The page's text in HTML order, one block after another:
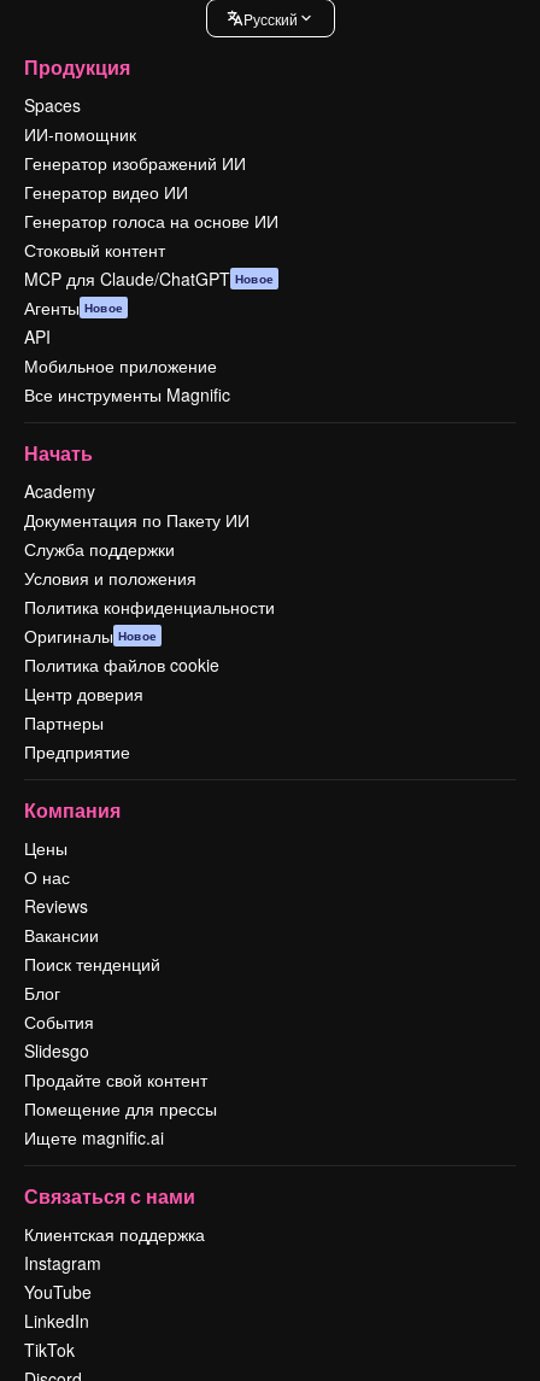
Pусский
Продукция
Spaces
ИИ-помощник
Генератор изображений ИИ
Генератор видео ИИ
Генератор голоса на основе ИИ
Стоковый контент
MCP для Claude/ChatGPT Новое
Агенты Новое
API
Мобильное приложение
Все инструменты Magnific
Начать
Academy
Документация по Пакету ИИ
Служба поддержки
Условия и положения
Политика конфиденциальности
Оригиналы Новое
Политика файлов cookie
Центр доверия
Партнеры
Предприятие
Компания
Цены
О нас
Reviews
Вакансии
Поиск тенденций
Блог
События
Slidesgo
Продайте свой контент
Помещение для прессы
Ищете magnific.ai
Связаться с нами
Клиентская поддержка
Instagram
YouTube
LinkedIn
TikTok